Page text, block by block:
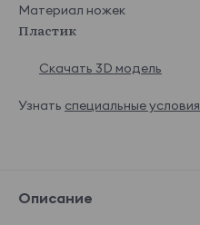
Показать еще
Aleks
Материал ножек
Пластик
Скачать 3D модель
Узнать специальные условия
Описание